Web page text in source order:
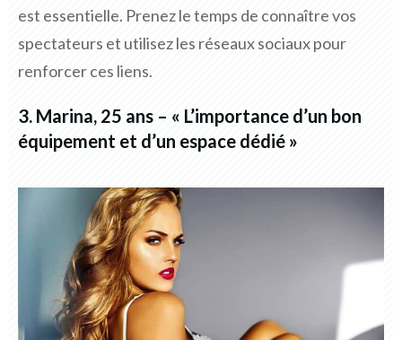
est essentielle. Prenez le temps de connaître vos
spectateurs et utilisez les réseaux sociaux pour
renforcer ces liens.
3. Marina, 25 ans – « L’importance d’un bon
équipement et d’un espace dédié »